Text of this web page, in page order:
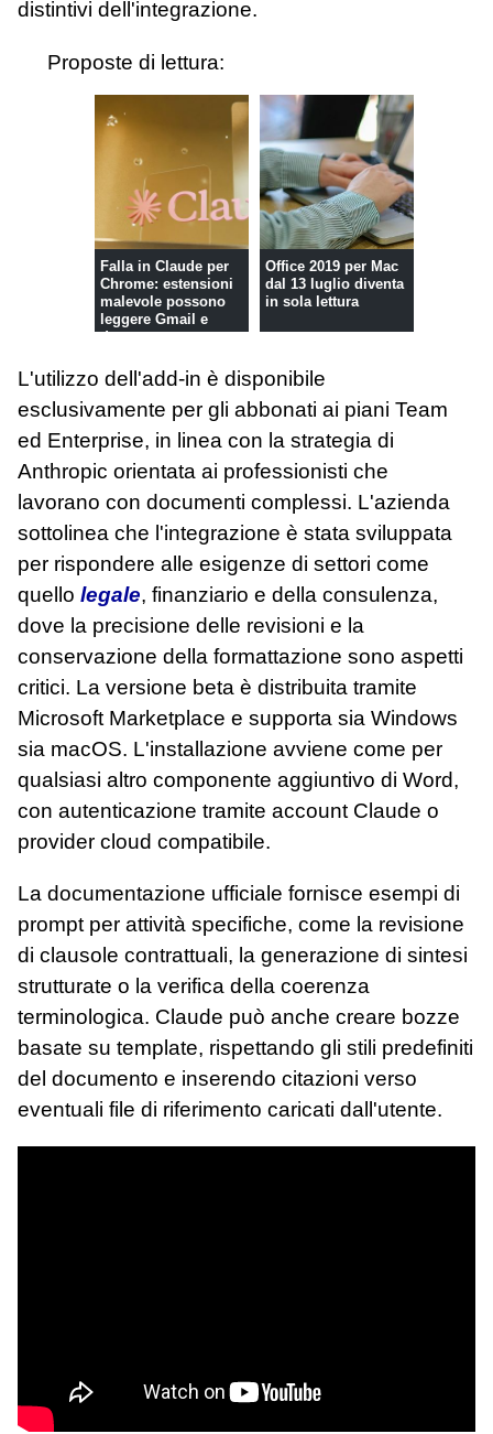
distintivi dell'integrazione.
Proposte di lettura:
Falla in Claude per
Chrome: estensioni
malevole possono
leggere Gmail e
document...
Office 2019 per Mac
dal 13 luglio diventa
in sola lettura
L'utilizzo dell'add-in è disponibile
esclusivamente per gli abbonati ai piani Team
ed Enterprise, in linea con la strategia di
Anthropic orientata ai professionisti che
lavorano con documenti complessi. L'azienda
sottolinea che l'integrazione è stata sviluppata
per rispondere alle esigenze di settori come
quello legale, finanziario e della consulenza,
dove la precisione delle revisioni e la
conservazione della formattazione sono aspetti
critici. La versione beta è distribuita tramite
Microsoft Marketplace e supporta sia Windows
sia macOS. L'installazione avviene come per
qualsiasi altro componente aggiuntivo di Word,
con autenticazione tramite account Claude o
provider cloud compatibile.
La documentazione ufficiale fornisce esempi di
prompt per attività specifiche, come la revisione
di clausole contrattuali, la generazione di sintesi
strutturate o la verifica della coerenza
terminologica. Claude può anche creare bozze
basate su template, rispettando gli stili predefiniti
del documento e inserendo citazioni verso
eventuali file di riferimento caricati dall'utente.